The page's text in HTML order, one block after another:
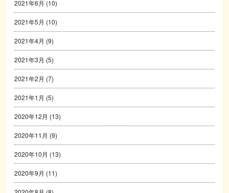
2021年6月 (10)
2021年5月 (10)
2021年4月 (9)
2021年3月 (5)
2021年2月 (7)
2021年1月 (5)
2020年12月 (13)
2020年11月 (9)
2020年10月 (13)
2020年9月 (11)